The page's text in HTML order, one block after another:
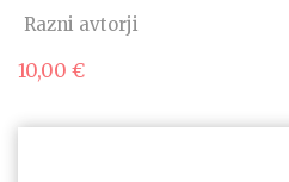
Razni avtorji
10,00 €